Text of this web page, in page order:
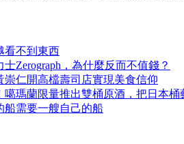
看不到東西
Zerograph，為什麼反而不值錢？
崇仁開高檔壽司店實現美食信仰
噶瑪蘭限量推出雙桶原酒，把日本
需要一艘自己的船